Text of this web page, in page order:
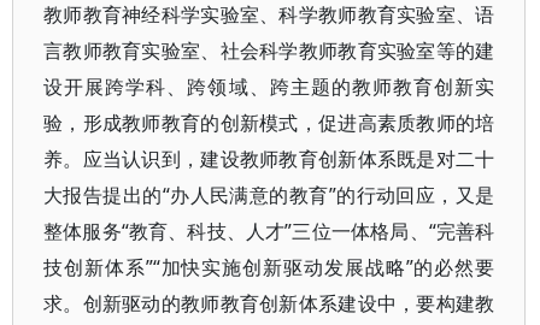
教师教育神经科学实验室、科学教师教育实验室、语
言教师教育实验室、社会科学教师教育实验室等的建
设开展跨学科、跨领域、跨主题的教师教育创新实
验，形成教师教育的创新模式，促进高素质教师的培
养。应当认识到，建设教师教育创新体系既是对二十
大报告提出的“办人民满意的教育”的行动回应，又是
整体服务“教育、科技、人才”三位一体格局、“完善科
技创新体系”“加快实施创新驱动发展战略”的必然要
求。创新驱动的教师教育创新体系建设中，要构建教